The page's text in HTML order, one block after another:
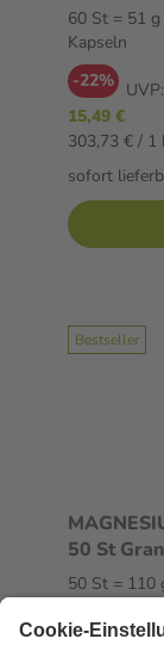
60 St = 51 g
Kapseln
-22% UVP:
15,49 €
303,73 € / 1
sofort
Bestseller
50 St
50 St = 110